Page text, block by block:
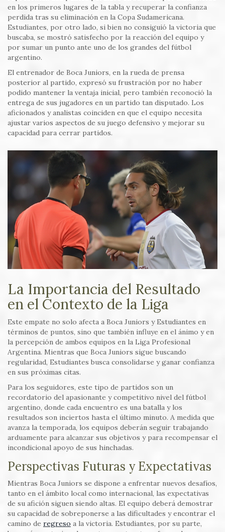
en los primeros lugares de la tabla y recuperar la confianza
perdida tras su eliminación en la Copa Sudamericana.
Estudiantes, por otro lado, si bien no consiguió la victoria que
buscaba, se mostró satisfecho por la reacción del equipo y
por sumar un punto ante uno de los grandes del fútbol
argentino.
El entrenador de Boca Juniors, en la rueda de prensa
posterior al partido, expresó su frustración por no haber
podido mantener la ventaja inicial, pero también reconoció la
entrega de sus jugadores en un partido tan disputado. Los
aficionados y analistas coinciden en que el equipo necesita
ajustar varios aspectos de su juego defensivo y mejorar su
capacidad para cerrar partidos.
La Importancia del Resultado
en el Contexto de la Liga
Este empate no solo afecta a Boca Juniors y Estudiantes en
términos de puntos, sino que también influye en el ánimo y en
la percepción de ambos equipos en la Liga Profesional
Argentina. Mientras que Boca Juniors sigue buscando
regularidad, Estudiantes busca consolidarse y ganar confianza
en sus próximas citas.
Para los seguidores, este tipo de partidos son un
recordatorio del apasionante y competitivo nivel del fútbol
argentino, donde cada encuentro es una batalla y los
resultados son inciertos hasta el último minuto. A medida que
avanza la temporada, los equipos deberán seguir trabajando
arduamente para alcanzar sus objetivos y para recompensar el
incondicional apoyo de sus hinchadas.
Perspectivas Futuras y Expectativas
Mientras Boca Juniors se dispone a enfrentar nuevos desafíos,
tanto en el ámbito local como internacional, las expectativas
de su afición siguen siendo altas. El equipo deberá demostrar
su capacidad de sobreponerse a las dificultades y encontrar el
camino de regreso a la victoria. Estudiantes, por su parte,